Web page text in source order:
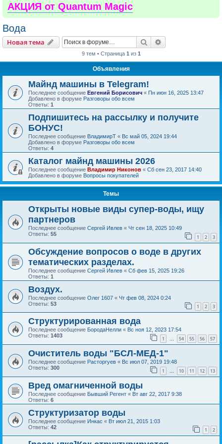
АКЦИЯ от Quantum Magic
Вода
Новая тема Поиск
9 тем • Страница 1 из 1
Объявления
Майнд машины в Telegram!
Последнее сообщение Евгений Борисович « Пн июн 16, 2025 13:47
Добавлено в форуме Разговоры обо всем
Ответы: 1
Подпишитесь на рассылку и получите
БОНУС!
Последнее сообщение ВладимирТ « Вс май 05, 2024 19:44
Добавлено в форуме Разговоры обо всем
Ответы: 4
Каталог майнд машины 2026
Последнее сообщение Владимир Никонов « Сб сен 23, 2017 14:40
Добавлено в форуме Вопросы покупателей
Темы
Открыты новые виды супер-воды, ищу
партнеров
Последнее сообщение Сергей Ивлев « Чт сен 18, 2025 10:49
Ответы: 55 1 2 3
Обсуждение вопросов о воде в других
тематических разделах.
Последнее сообщение Сергей Ивлев « Сб фев 15, 2025 19:26
Ответы: 1
Воздух.
Последнее сообщение Олег 1607 « Чт фев 08, 2024 0:24
Ответы: 53 1 2 3
Структурированная вода
Последнее сообщение БородаНелли « Вс ноя 12, 2023 17:54
Ответы: 1403 1 … 54 55 56 57
Очиститель воды "БСЛ-МЕД-1"
Последнее сообщение Расторгуев « Вс июл 07, 2019 19:48
Ответы: 300 1 … 10 11 12 13
Вред омагниченной воды
Последнее сообщение Бывший Регент « Вт авг 22, 2017 9:38
Ответы: 6
Структуризатор воды
Последнее сообщение Инкас « Вт июл 21, 2015 1:03
Ответы: 42 1 2